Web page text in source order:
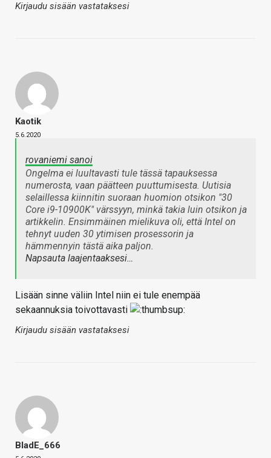
Kirjaudu sisään vastataksesi
Kaotik
5.6.2020
rovaniemi sanoi
Ongelma ei luultavasti tule tässä tapauksessa
numerosta, vaan päätteen puuttumisesta. Uutisia
selaillessa kiinnitin suoraan huomion otsikon "30
Core i9-10900K" värssyyn, minkä takia luin otsikon ja
artikkelin. Ensimmäinen mielikuva oli, että Intel on
tehnyt uuden 30 ytimisen prosessorin ja
hämmennyin tästä aika paljon.
Napsauta laajentaaksesi…
Lisään sinne väliin Intel niin ei tule enempää
sekaannuksia toivottavasti
Kirjaudu sisään vastataksesi
BladE_666